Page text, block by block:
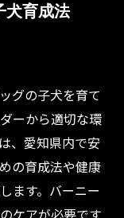
犬育成法
グの子犬を育て
ーから適切な環
、愛知県内で安
の育成法や健康
ます。バーニー
ケアが必要です